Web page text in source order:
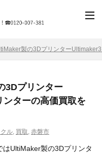
製の3Dプリンター
3Dプリンター
ターの高価買取を
ル, 買取, 赤磐市
UltiMaker製の3Dプリンタ